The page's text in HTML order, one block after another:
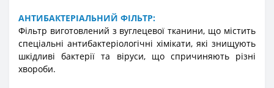
АНТИБАКТЕРІАЛЬНИЙ ФІЛЬТР:
Фільтр виготовлений з вуглецевої тканини, що містить
спеціальні антибактеріологічні хімікати, які знищують
шкідливі бактерії та віруси, що спричиняють різні
хвороби.